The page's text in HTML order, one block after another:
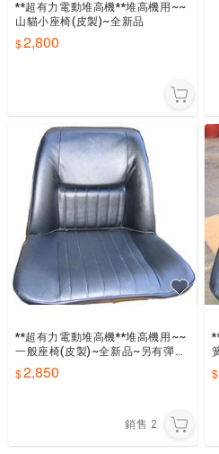
**超有力電動堆高機**堆高機用~~
山貓小座椅(皮製)~全新品
2,800
**超有力電動堆高機**堆高機用~~
一般座椅(皮製)~全新品~另有彈簧
座椅
2,850
銷售 2